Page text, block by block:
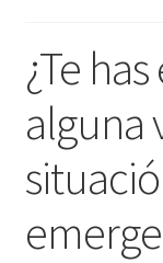
¿Te
alguna